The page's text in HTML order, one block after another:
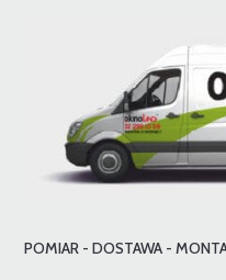
POMIAR - DOSTAWA -